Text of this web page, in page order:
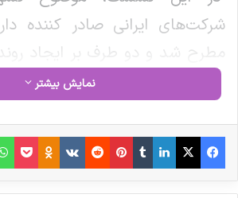
شرکت‌های ایرانی صادر کننده
مطرح شد و دو طرف بر ایجاد
حوزه صدور مجوزها و رفع موانع
طرف افغانستانی در ادامه
غذا و داروی ایران در حوزه‌های
نمایش بیشتر
فیس بوک X لینکدین ‫تامبلر ‫پین‌ترست ‫رددیت ‫VKontakte
‫Odnoklassniki پاکت